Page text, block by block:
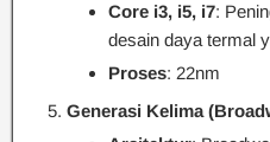
Core i3, i5, i7:
desain daya termal
Proses: 22nm
Generasi Kelima